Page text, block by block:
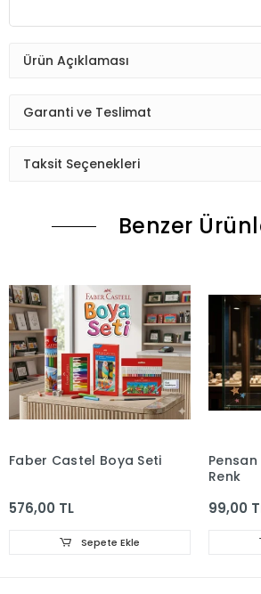
Ürün Açıklaması
Garanti ve Teslimat
Taksit Seçenekleri
Benzer
Faber Castel Boya Seti
576,00 TL
Sepete Ekle
Renk
99,00